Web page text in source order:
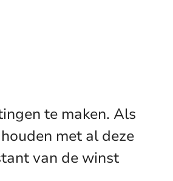
te maken. Als
met al deze
van de winst